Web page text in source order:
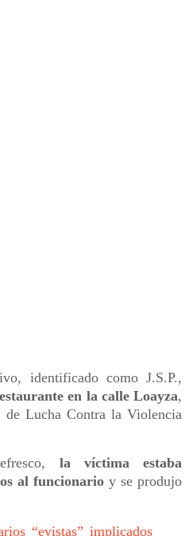
identificado como J.S.P.,
en la calle Loayza,
de Lucha Contra la Violencia
la víctima estaba
al funcionario y se produjo
“evistas” implicados